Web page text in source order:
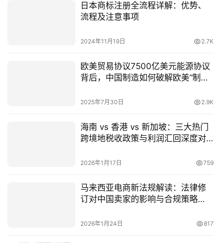
日本商标注册全流程详解：优势、
流程及注意事项
2024年11月19日 2.7K
欧美贸易协议7500亿美元能源协议
背后，中国制造如何破解欧美“制度
2025年7月30日 2.9K
海南 vs 香港 vs 新加坡：三大热门
跨境地税收政策与利润汇回深度对
2026年1月17日 759
马来西亚电商新法规解读：法律修
订对中国卖家的影响与合规策略
2026年1月24日 817